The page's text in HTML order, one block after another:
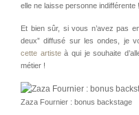
elle ne laisse personne indifférente !
Et bien sûr, si vous n’avez pas
deux” diffusé sur les ondes, je
cette artisteà qui je souhaite
métier !
Zaza Fournier : bonus backstage